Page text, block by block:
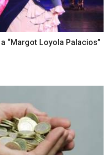
“Margot Loyola Palacios”